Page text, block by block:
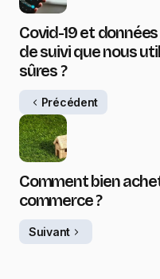
Covid-19 et
de suivi que nous
sûres ?
Précédent
Comment bien
commerce ?
Suivant